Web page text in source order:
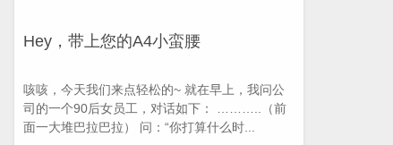
Hey，带上您的A4小蛮腰
咳咳，今天我们来点轻松的~ 就在早上，我问公
司的一个90后女员工，对话如下： ………..（前
面一大堆巴拉巴拉） 问：“你打算什么时...